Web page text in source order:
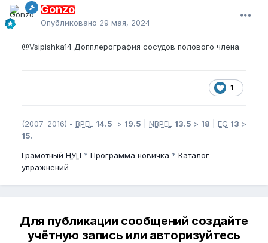
Gonzo
Опубликовано 29 мая, 2024
@Vsipishka14 Допплерография сосудов полового члена
1
(2007-2016) - BPEL 14.5 > 19.5 NBPEL 13.5 > 18 EG 13 >
15.
Грамотный НУП * Программа новичка * Каталог
упражнений
Для публикации сообщений создайте
учётную запись или авторизуйтесь